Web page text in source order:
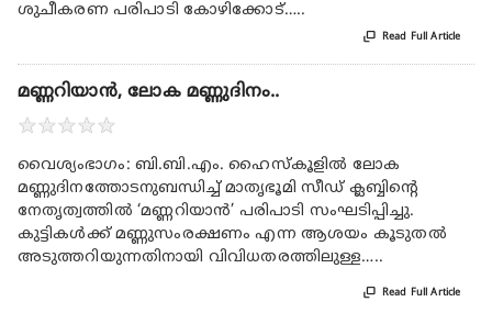
ശുചീകരണ പരിപാടി കോഴിക്കോട്…..
 Read Full Article
മണ്ണറിയാൻ, ലോക മണ്ണുദിനം..
★★★★★
വൈശ്യംഭാഗം: ബി.ബി.എം. ഹൈസ്കൂളിൽ ലോക
മണ്ണുദിനത്തോടനുബന്ധിച്ച് മാതൃഭൂമി സീഡ് ക്ലബ്ബിന്റെ
നേതൃത്വത്തിൽ ‘മണ്ണറിയാൻ’ പരിപാടി സംഘടിപ്പിച്ചു.
കുട്ടികൾക്ക് മണ്ണുസംരക്ഷണം എന്ന ആശയം കൂടുതൽ
അടുത്തറിയുന്നതിനായി വിവിധതരത്തിലുള്ള…..
 Read Full Article